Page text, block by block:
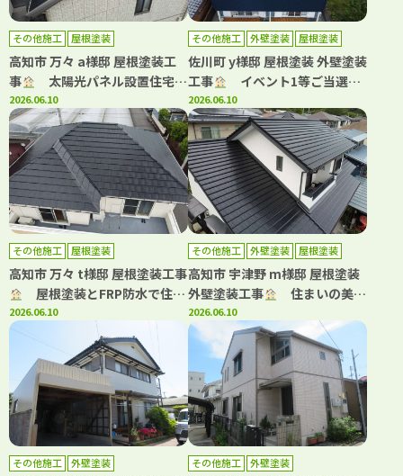
その他施工 屋根塗装
高知市 万々 a様邸 屋根塗装工
事
太陽光パネル設置住宅の
屋根塗装｜高耐候仕様で長持ち
する屋根へ！
2026.06.10
その他施工 外壁塗装 屋根塗装
佐川町 y様邸 屋根塗装 外壁塗装
工事
イベント1等ご当選！
青系カラーで大変身した屋根・
外壁塗装
2026.06.10
その他施工 屋根塗装
高知市 万々 t様邸 屋根塗装工事
屋根塗装とFRP防水で住ま
いをメンテナンス！
2026.06.10
その他施工 外壁塗装 屋根塗装
高知市 宇津野 m様邸 屋根塗装
外壁塗装工事
住まいの美観
と安心を守る外装リフォーム！
2026.06.10
その他施工 外壁塗装 その他施工 外壁塗装